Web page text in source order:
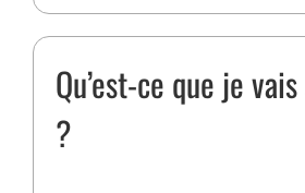
Qu’est-ce que je
?